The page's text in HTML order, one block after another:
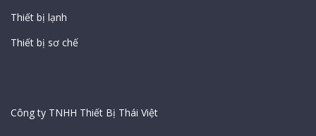
Thiết bị lạnh
Thiết bị sơ chế
Công ty TNHH Thiết Bị Thái Việt